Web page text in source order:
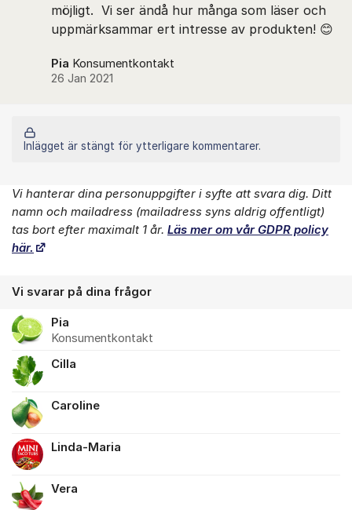
möjligt. Vi ser ändå hur många som läser och
uppmärksammar ert intresse av produkten! 😊
Pia Konsumentkontakt
26 Jan 2021
Inlägget är stängt för ytterligare kommentarer.
Om forumet
Vi hanterar dina personuppgifter i syfte att svara dig. Ditt
namn och mailadress (mailadress syns aldrig offentligt)
tas bort efter maximalt 1 år. Läs mer om vår GDPR policy
här.
Vi svarar på dina frågor
Pia
Konsumentkontakt
Cilla
Caroline
Linda-Maria
Vera